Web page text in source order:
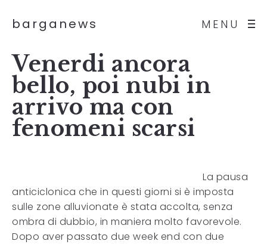
MENU
barganews
Venerdi ancora
bello, poi nubi in
arrivo ma con
fenomeni scarsi
La pausa
anticiclonica che in questi giorni si è imposta
sulle zone alluvionate è stata accolta, senza
ombra di dubbio, in maniera molto favorevole.
Dopo aver passato due week end con due